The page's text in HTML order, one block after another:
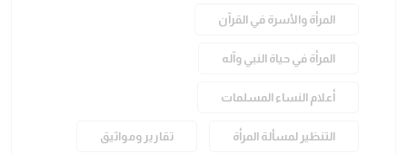
المرأة والأسرة في القرآن
المرأة في حياة النبي وآله
أعلام النساء المسلمات
التنظير لمسألة المرأة تقارير ومواثيق